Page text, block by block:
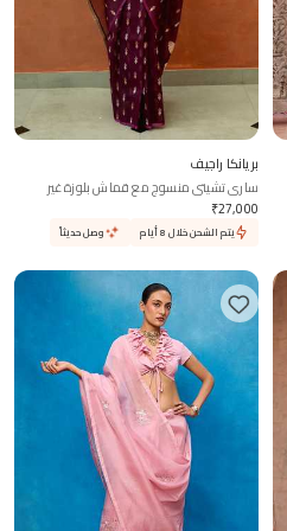
بريانكا راجيف
ساري تشيتي منسوج مع قماش بلوزة غير
مخيطة₹27,000
يتم الشحن خلال 8 أيام وصل حديثاً